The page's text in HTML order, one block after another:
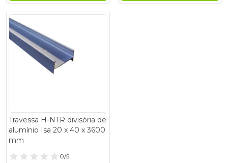
Travessa H-NTR divisória de
alumínio Isa 20 x 40 x 3600
mm
0/5